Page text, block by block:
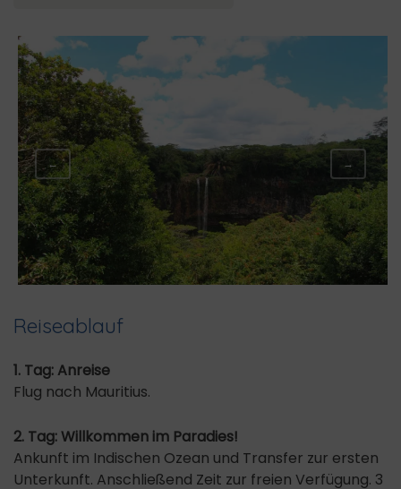
← →
Reiseablauf
1. Tag: Anreise
Flug nach Mauritius.
2. Tag: Willkommen im Paradies!
Ankunft im Indischen Ozean und Transfer zur ersten
Unterkunft. Anschließend Zeit zur freien Verfügung. 3